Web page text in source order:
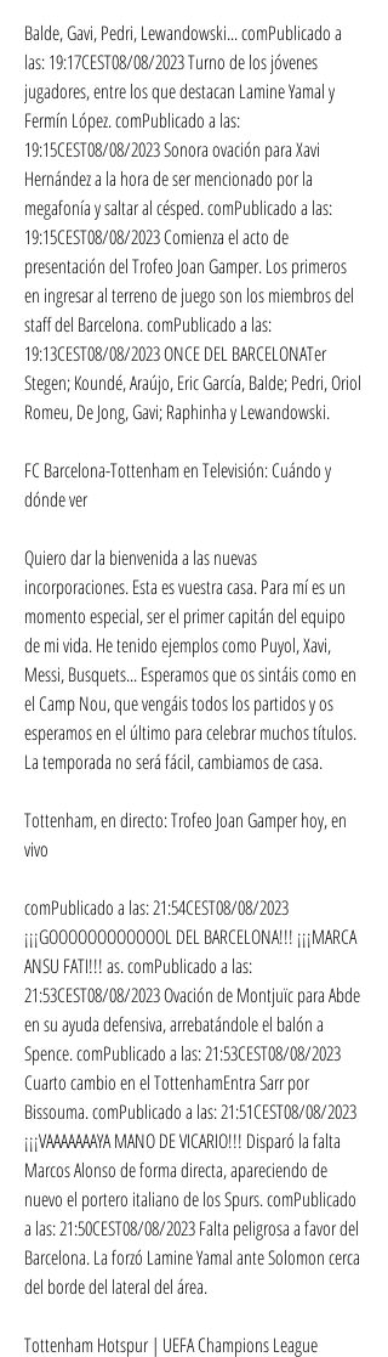
Balde, Gavi, Pedri, Lewandowski... comPublicado a
las: 19:17CEST08/08/2023 Turno de los jóvenes
jugadores, entre los que destacan Lamine Yamal y
Fermín López. comPublicado a las:
19:15CEST08/08/2023 Sonora ovación para Xavi
Hernández a la hora de ser mencionado por la
megafonía y saltar al césped. comPublicado a las:
19:15CEST08/08/2023 Comienza el acto de
presentación del Trofeo Joan Gamper. Los primeros
en ingresar al terreno de juego son los miembros del
staff del Barcelona. comPublicado a las:
19:13CEST08/08/2023 ONCE DEL BARCELONATer
Stegen; Koundé, Araújo, Eric García, Balde; Pedri, Oriol
Romeu, De Jong, Gavi; Raphinha y Lewandowski.
FC Barcelona-Tottenham en Televisión: Cuándo y
dónde ver
Quiero dar la bienvenida a las nuevas
incorporaciones. Esta es vuestra casa. Para mí es un
momento especial, ser el primer capitán del equipo
de mi vida. He tenido ejemplos como Puyol, Xavi,
Messi, Busquets... Esperamos que os sintáis como en
el Camp Nou, que vengáis todos los partidos y os
esperamos en el último para celebrar muchos títulos.
La temporada no será fácil, cambiamos de casa.
Tottenham, en directo: Trofeo Joan Gamper hoy, en
vivo
comPublicado a las: 21:54CEST08/08/2023
¡¡¡GOOOOOOOOOOOOL DEL BARCELONA!!! ¡¡¡MARCA
ANSU FATI!!! as. comPublicado a las:
21:53CEST08/08/2023 Ovación de Montjuïc para Abde
en su ayuda defensiva, arrebatándole el balón a
Spence. comPublicado a las: 21:53CEST08/08/2023
Cuarto cambio en el TottenhamEntra Sarr por
Bissouma. comPublicado a las: 21:51CEST08/08/2023
¡¡¡VAAAAAAAYA MANO DE VICARIO!!! Disparó la falta
Marcos Alonso de forma directa, apareciendo de
nuevo el portero italiano de los Spurs. comPublicado
a las: 21:50CEST08/08/2023 Falta peligrosa a favor del
Barcelona. La forzó Lamine Yamal ante Solomon cerca
del borde del lateral del área.
Tottenham Hotspur | UEFA Champions League